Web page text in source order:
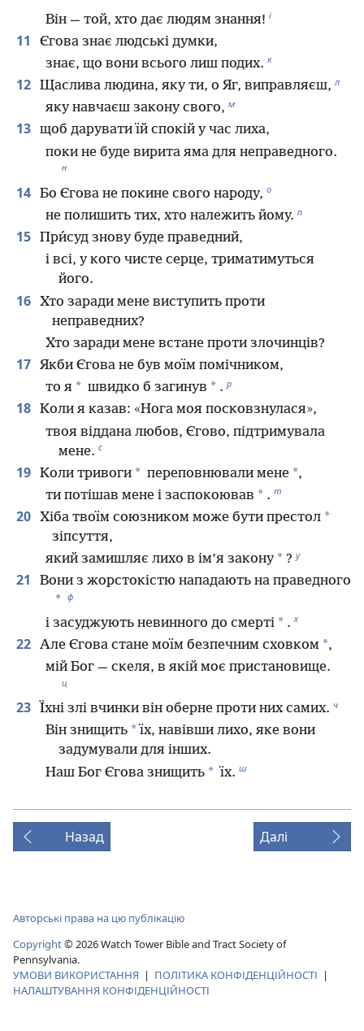
Він — той, хто дає людям знання! і
11
Єгова знає людські думки,
знає, що вони всього лиш подих. к
12 Щаслива людина, яку ти, о Яг, виправляєш, л
яку навчаєш закону свого, м
13 щоб дарувати їй спокій у час лиха,
поки не буде вирита яма для неправедного.
н
14 Бо Єгова не покине свого народу, о
не полишить тих, хто належить йому. п
15 При́суд знову буде праведний,
і всі, у кого чисте серце, триматимуться
його.
16 Хто заради мене виступить проти
неправедних?
Хто заради мене встане проти злочинців?
17 Якби Єгова не був моїм помічником,
то я * швидко б загинув * . р
18 Коли я казав: «Нога моя посковзнулася»,
твоя віддана любов, Єгово, підтримувала
мене. с
19 Коли тривоги * переповнювали мене *,
ти потішав мене і заспокоював * . т
20 Хіба твоїм союзником може бути престол *
зіпсуття,
який замишляє лихо в ім’я закону * ? у
21 Вони з жорстокістю нападають на праведного
* ф
і засуджують невинного до смерті * . х
22 Але Єгова стане моїм безпечним сховком *,
мій Бог — скеля, в якій моє пристановище.
ц
23 Їхні злі вчинки він оберне проти них самих. ч
Він знищить * їх, навівши лихо, яке вони
задумували для інших.
Наш Бог Єгова знищить * їх. ш
Назад Далі
Авторські права на цю публікацію
Copyright©2026Watch Tower Bible and Tract Society of
Pennsylvania.
УМОВИ ВИКОРИСТАННЯ | ПОЛІТИКА КОНФІДЕНЦІЙНОСТІ |
НАЛАШТУВАННЯ КОНФІДЕНЦІЙНОСТІ